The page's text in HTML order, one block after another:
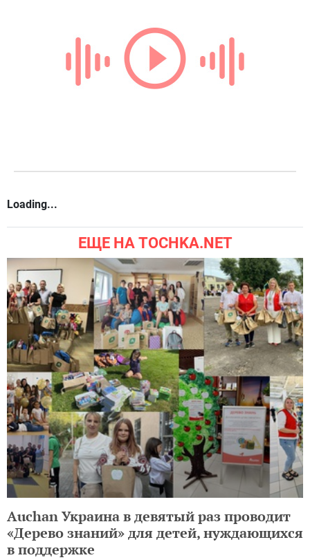
Loading...
ЕЩЕ НА TOCHKA.NET
Auchan Украина в девятый раз проводит
«Дерево знаний» для детей, нуждающихся
в поддержке